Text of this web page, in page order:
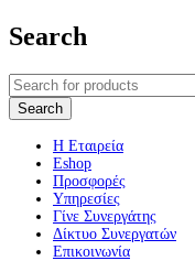
Search
Η Εταιρεία
Eshop
Προσφορές
Υπηρεσίες
Γίνε Συνεργάτης
Δίκτυο Συνεργατών
Επικοινωνία